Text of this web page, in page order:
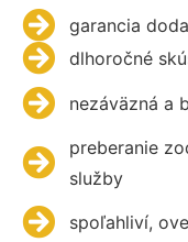
garancia
dlhoročné
nezáväzná a
preberanie
služby
spoľahliví,